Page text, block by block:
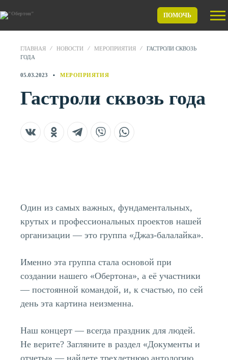
ПОМОЧЬ
ГЛАВНАЯ НОВОСТИ МЕРОПРИЯТИЯ
ГАСТРОЛИ СКВОЗЬ
ГОДА
05.03.2023 МЕРОПРИЯТИЯ
Гастроли сквозь года
Один из самых важных, фундаментальных,
крутых и профессиональных проектов нашей
организации — это группа «Джаз-балалайка».
Именно эта группа стала основой при
создании нашего «Обертона», а её участники
— постоянной командой, и, к счастью, по сей
день эта картина неизменна.
Наш концерт — всегда праздник для людей.
Не верите? Загляните в раздел «Документы и
отчеты» — найдете трехлетнюю антологию